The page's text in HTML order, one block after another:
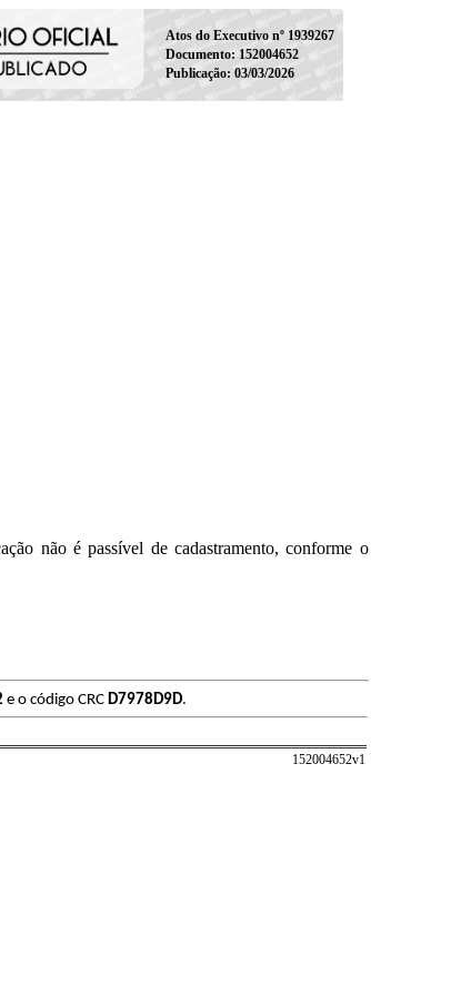
Atos do Executivo nº 1939267
Documento: 152004652
Publicação: 03/03/2026
não é passível de cadastramento, conforme o
e o código CRC D7978D9D.
152004652v1